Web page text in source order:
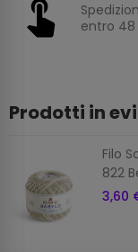
entro
Prodotti in
Filo
822
3,60